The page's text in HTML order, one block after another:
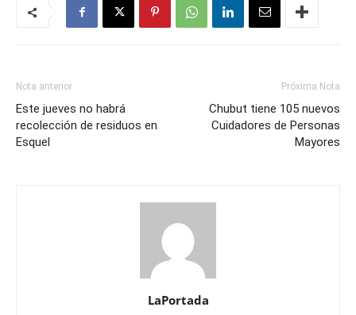
Nota anterior
Este jueves no habrá
recolección de residuos en
Esquel
Próxima Nota
Chubut tiene 105 nuevos
Cuidadores de Personas
Mayores
LaPortada